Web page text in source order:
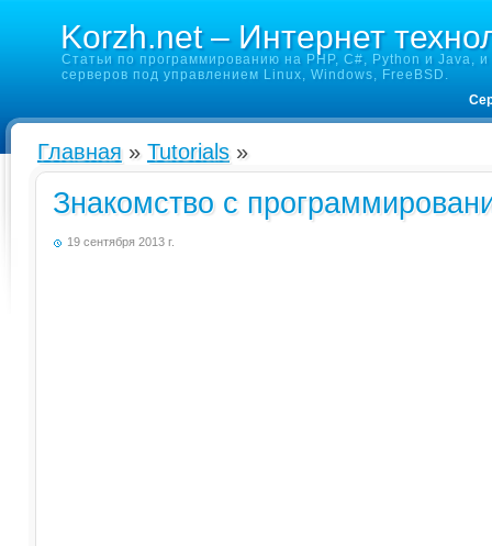
Korzh.net – Интернет
Статьи по программированию на PHP, C#, Python и Java,
серверов под управлением Linux, Windows, FreeBSD.
Главная » Tutorials »
Знакомство с
19 сентября 2013 г.